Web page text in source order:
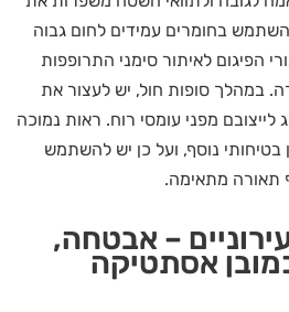
בחומרים עמידים לחום גבוה
הפיגום לאיתור סימני התרופפות
במהלך סופות חול, יש לעצור את
לייצובם מפני עומסי רוח. ראות נמוכה
בטיחותי נוסף, ועל כן יש להשתמש
תאורה מתאימה.
עירוניים – אבטחה,
אסתטיקה